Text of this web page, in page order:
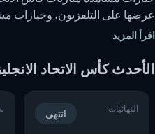
المزيد
كأس الاتحاد
النهائيات انتهى